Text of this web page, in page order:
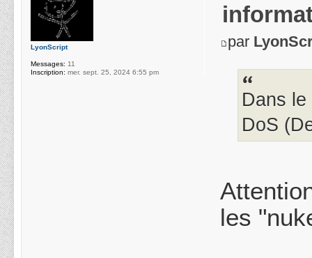
par
Dans
DoS
les
LyonScript
Messages: 11
Inscription: mer. sept. 25, 2024 6:55 pm